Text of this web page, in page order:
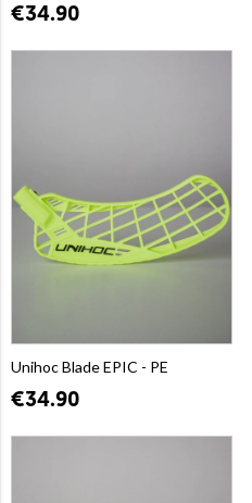
€34.90
Unihoc Blade EPIC - PE
€34.90